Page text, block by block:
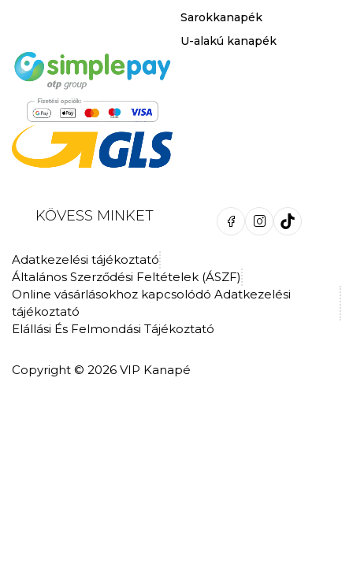
Sarokkanapék
U-alakú kanapék
KÖVESS MINKET
Adatkezelési tájékoztató
Általános Szerződési Feltételek (ÁSZF)
Online vásárlásokhoz kapcsolódó Adatkezelési
tájékoztató
Elállási És Felmondási Tájékoztató
Copyright © 2026 VIP Kanapé